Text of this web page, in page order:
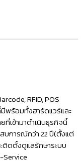
พ์
RFID, POS
พร้อมทั้งฮาร์ดแวร์และ
ที่เข้ามาดำเนินธุรกิจนี้
บการณ์กว่า 22 ปี(ตั้งแต่
ติดตั้งดูแลรักษาระบบ